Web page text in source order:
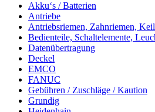
Akku‘s / Batterien
Antriebe
Antriebsriemen, Zahnriemen,
Bedienteile, Schaltelemente,
Datenübertragung
Deckel
EMCO
FANUC
Gebühren / Zuschläge / Kaution
Grundig